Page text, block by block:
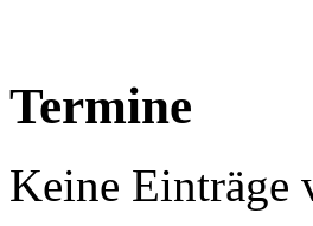
Termine
Keine Einträge